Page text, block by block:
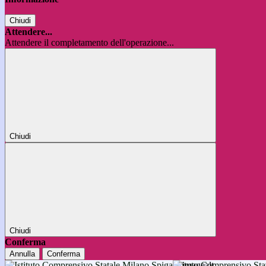
Chiudi
Attendere...
Attendere il completamento dell'operazione...
Chiudi
Chiudi
Conferma
Annulla Conferma